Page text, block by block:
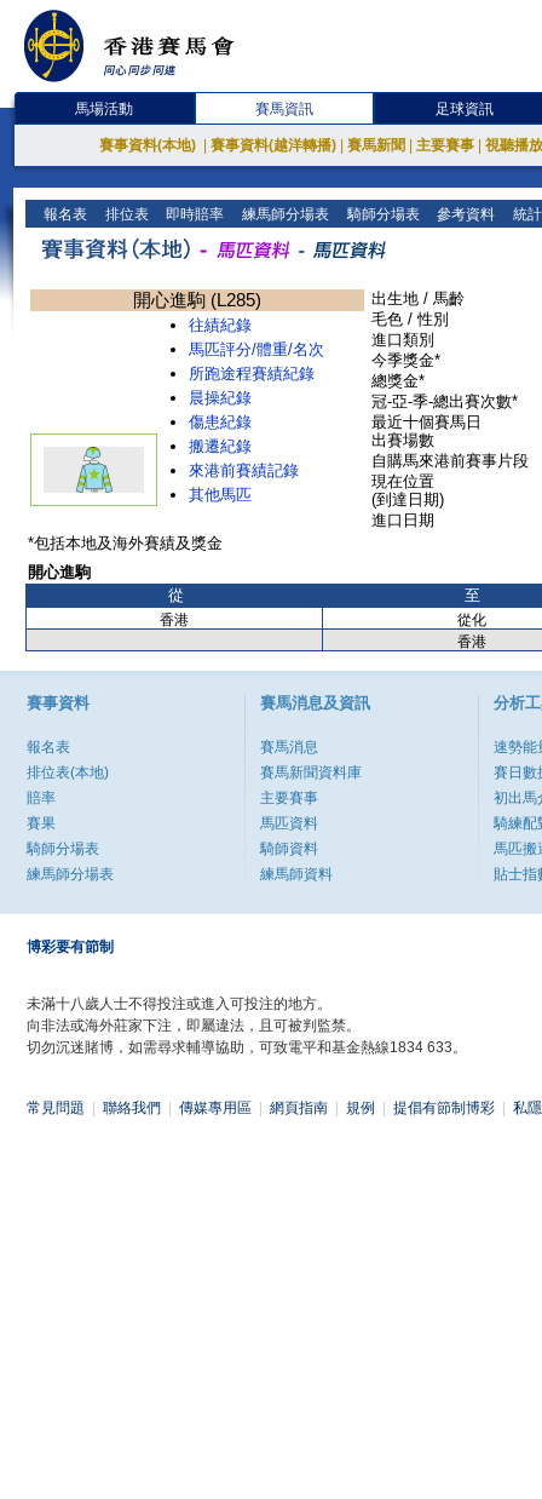
馬場活動 賽馬資訊 足球資訊
賽事資料(本地) 賽事資料(越洋轉播) 賽馬新聞 主要賽事 視聽播
報名表 排位表 即時賠率 練馬師分場表 騎師分場表 參考資料 統
開心進駒 (L285)
往績紀錄
馬匹評分/體重/名次
所跑途程賽績紀錄
晨操紀錄
傷患紀錄
搬遷紀錄
來港前賽績記錄
其他馬匹
出生地 / 馬齡
毛色 / 性別
進口類別
今季獎金*
總獎金*
冠-亞-季-總出賽次數*
最近十個賽馬日
出賽場數
自購馬來港前賽事片段
現在位置
(到達日期)
進口日期
*包括本地及海外賽績及獎金
開心進駒
從
至
香港
從化
香港
賽事資料
報名表
排位表(本地)
賠率
賽果
騎師分場表
練馬師分場表
賽馬消息及資訊
賽馬消息
賽馬新聞資料庫
主要賽事
馬匹資料
騎師資料
練馬師資料
分析
速勢能
賽日數
初出馬
騎練配
馬匹搬
貼士指
博彩要有節制
未滿十八歲人士不得投注或進入可投注的地方。
向非法或海外莊家下注，即屬違法，且可被判監禁。
切勿沉迷賭博，如需尋求輔導協助，可致電平和基金熱線1834 633。
常見問題 聯絡我們 傳媒專用區 網頁指南 規例 提倡有節制博彩 私